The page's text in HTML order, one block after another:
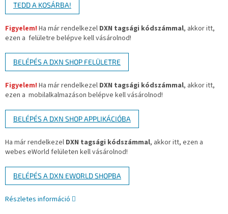
TEDD A KOSÁRBA!
Figyelem! Ha már rendelkezel DXN tagsági kódszámmal, akkor itt,
ezen a felületre belépve kell vásárolnod!
BELÉPÉS A DXN SHOP FELÜLETRE
Figyelem! Ha már rendelkezel DXN tagsági kódszámmal, akkor itt,
ezen a mobilalkalmazáson belépve kell vásárolnod!
BELÉPÉS A DXN SHOP APPLIKÁCIÓBA
Ha már rendelkezel DXN tagsági kódszámmal, akkor itt, ezen a
webes eWorld felületen kell vásárolnod!
BELÉPÉS A DXN EWORLD SHOPBA
Részletes információ